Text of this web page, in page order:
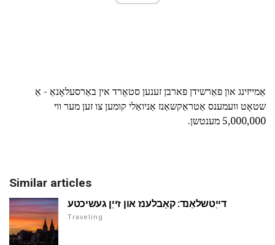
אַמייזינג און פאַרשידן פארבן זענען סטאָרד אין באַרסעלאָנאַ - אַ
שטאָט וועמענס אַטראַקשאַנז אַניואַלי קומען צו זען מער ווי
5,000,000 מענטשן.
Similar articles
דייַטשלאַנד: קאָבלענז און זייַן געשיכטע
Traveling